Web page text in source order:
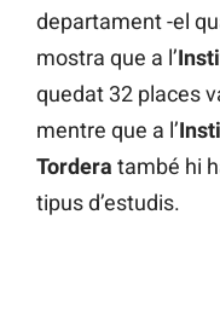
departament -el
mostra que a l’
quedat 32 places
mentre que a l’
Tordera també hi
tipus d’estudis.